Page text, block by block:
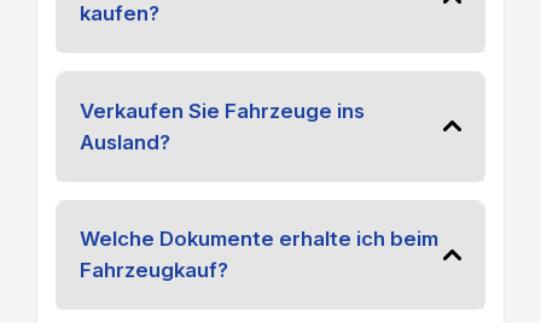
kaufen?
Verkaufen Sie Fahrzeuge ins
Ausland?
Welche Dokumente erhalte ich beim
Fahrzeugkauf?